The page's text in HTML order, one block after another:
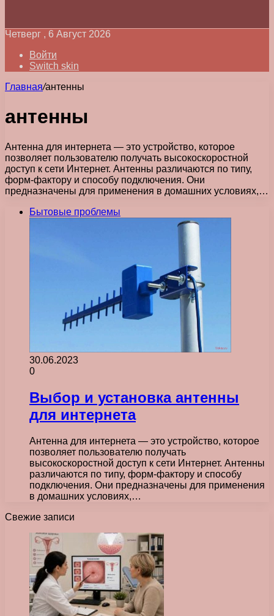
Четверг , 6 Август 2026
Войти
Switch skin
Главная/антенны
антенны
Антенна для интернета — это устройство, которое
позволяет пользователю получать высокоскоростной
доступ к сети Интернет. Антенны различаются по типу,
форм-фактору и способу подключения. Они
предназначены для применения в домашних условиях,…
Бытовые проблемы
30.06.2023
0
Выбор и установка антенны
для интернета
Антенна для интернета — это устройство, которое
позволяет пользователю получать
высокоскоростной доступ к сети Интернет. Антенны
различаются по типу, форм-фактору и способу
подключения. Они предназначены для применения
в домашних условиях,…
Свежие записи